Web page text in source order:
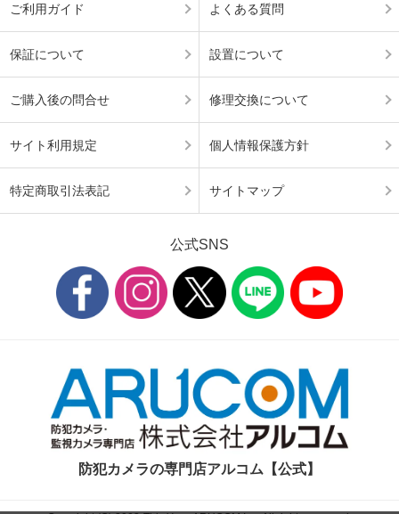
ご利用ガイド よくある質問
保証について 設置について
ご購入後の問合せ 修理交換について
サイト利用規定 個人情報保護方針
特定商取引法表記 サイトマップ
公式SNS
防犯カメラの専門店アルコム【公式】